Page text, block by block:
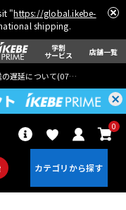
"https://global.ikebe-
shipping.
学割
サービス 店舗一覧
の遅延について(07月29日
0